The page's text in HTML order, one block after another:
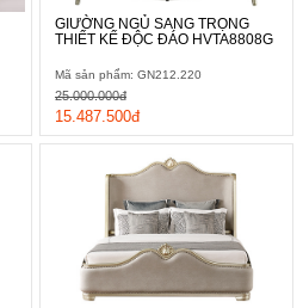
GIƯỜNG NGỦ SANG TRỌNG
THIẾT KẾ ĐỘC ĐÁO HVTA8808G
Mã sản phẩm: GN212.220
15.487.500đ
25.000.000đ